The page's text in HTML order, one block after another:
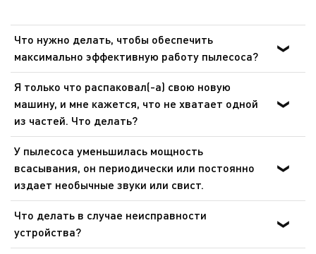
Что нужно делать, чтобы обеспечить
максимально эффективную работу пылесоса?
Убедитесь в том, что аксессуары, трубка и гибкий
шланг не засорены (полностью или частично), и
фильтры не забиты.
Я только что распаковал(-а) свою новую
машину, и мне кажется, что не хватает одной
из частей. Что делать?
Если вам кажется, что каких-то частей не хватает,
позвоните в центр обслуживания покупателей, и мы
поможем вам найти приемлемое решение.
У пылесоса уменьшилась мощность
всасывания, он периодически или постоянно
издает необычные звуки или свист.
Может быть несколько причинами:• Крестовый
регулятор в открытом положении, закройте его.•
Вакуумный поток блокируется: проверьте трубку, сопло
Что делать в случае неисправности
устройства?
После ознакомления с инструкциями по запуску